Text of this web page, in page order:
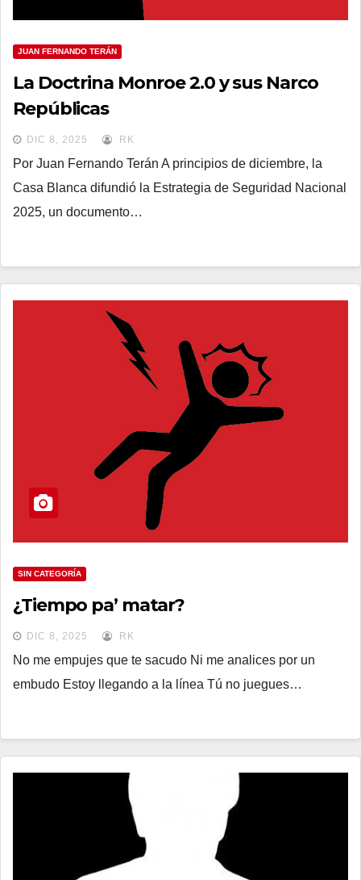
JUAN FERNANDO TERÁN
La Doctrina Monroe 2.0 y sus Narco
Repúblicas
DIC 8, 2025 RK
Por Juan Fernando Terán A principios de diciembre, la
Casa Blanca difundió la Estrategia de Seguridad Nacional
2025, un documento…
SIN CATEGORÍA
¿Tiempo pa’ matar?
DIC 8, 2025 RK
No me empujes que te sacudo Ni me analices por un
embudo Estoy llegando a la línea Tú no juegues…